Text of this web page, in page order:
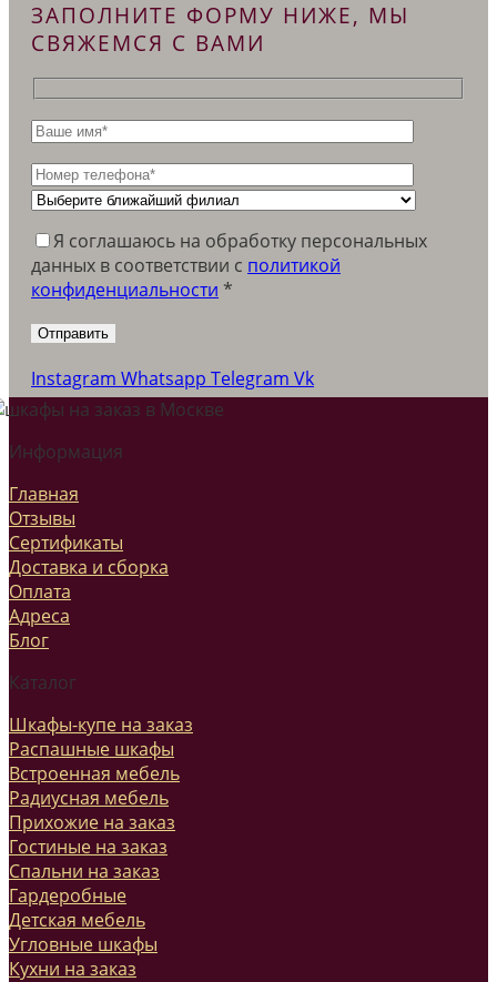
ЗАПОЛНИТЕ ФОРМУ НИЖЕ, МЫ
СВЯЖЕМСЯ С ВАМИ
Я соглашаюсь на обработку персональных
данных в соответствии c политикой
конфиденциальности *
Instagram Whatsapp Telegram Vk
Информация
Главная
Отзывы
Сертификаты
Доставка и сборка
Оплата
Адреса
Блог
Каталог
Шкафы-купе на заказ
Распашные шкафы
Встроенная мебель
Радиусная мебель
Прихожие на заказ
Гостиные на заказ
Спальни на заказ
Гардеробные
Детская мебель
Угловные шкафы
Кухни на заказ